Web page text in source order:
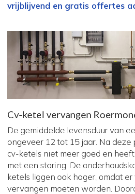
vrijblijvend en gratis offertes
Cv-ketel vervangen
De gemiddelde levensduur van
ongeveer 12 tot 15 jaar. Na
cv-ketels niet meer goed en
met een storing. De
ketels liggen ook hoger, omdat
vervangen moeten worden.